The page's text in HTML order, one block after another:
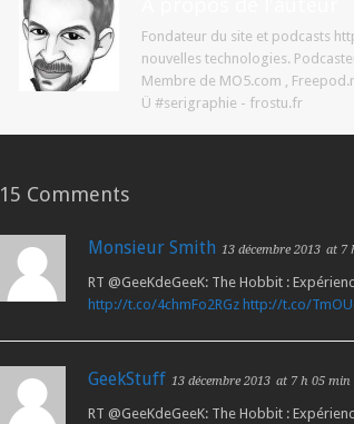
Fondateur du site et podcasts
nouvelles technologies.
Membre de MO5.com ,
Ü #serigraphie - frostu.fr
15 Comments
Monsieur Smith 13 décembre 2013 at 7
RT @GeeKdeGeeK: The Hobbit :
http://t.co/4chmFo2RGz http://t.co/
GeekStuff 13 décembre 2013 at 7 h 05 min
RT @GeeKdeGeeK: The Hobbit :